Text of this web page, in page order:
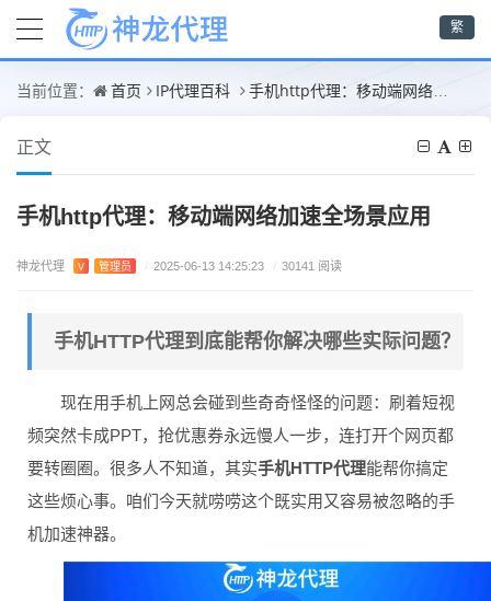
繁
当前位置： 首页 IP代理百科 手机http代理：移动端网络加速全场景应用
正文
手机http代理：移动端网络加速全场景应用
神龙代理 V 管理员 / 2025-06-13 14:25:23 / 30141 阅读
手机HTTP代理到底能帮你解决哪些实际问题？
现在用手机上网总会碰到些奇奇怪怪的问题：刷着短视
频突然卡成PPT，抢优惠券永远慢人一步，连打开个网页都
要转圈圈。很多人不知道，其实手机HTTP代理能帮你搞定
这些烦心事。咱们今天就唠唠这个既实用又容易被忽略的手
机加速神器。